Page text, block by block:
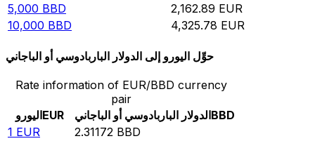
5,000 BBD 2,162.89 EUR
10,000 BBD 4,325.78 EUR
حوِّل اليورو إلى الدولار الباربادوسي أو الباجاني
Rate information of EUR/BBD currency
pair
اليوروEUR الدولار الباربادوسي أو الباجانيBBD
1 EUR 2.31172 BBD